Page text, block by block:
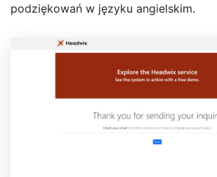
podziękowań w języku angielskim.